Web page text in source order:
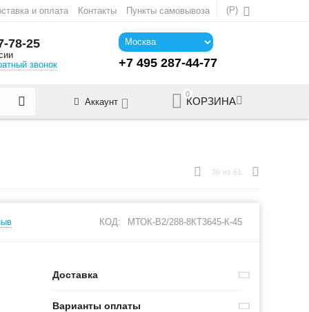
(Р)
и оплата Контакты Пункты самовывоза
78-25
звонок
+7 495 287-44-77
0
КОРЗИНА
Аккаунт
36 из 61
КОД: МТОК-В2/288-8КТ3645-К-45
Доставка
Варианты оплаты